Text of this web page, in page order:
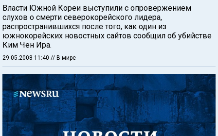
Власти Южной Кореи выступили с опровержением
слухов о смерти северокорейского лидера,
распространившихся после того, как один из
южнокорейских новостных сайтов сообщил об убийстве
Ким Чен Ира.
29.05.2008 11:40 // В мире